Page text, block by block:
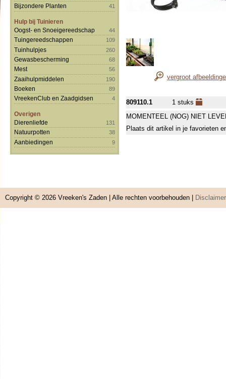
Bijzondere Planten 41
Hulp bij Tuinieren
Oogst- en Snoeigereedschap
44
Tuingereedschappen 109
Tuinhulpjes 260
Gewasbescherming 68
Mest 56
Zaaihulpmiddelen 190
Boeken 89
VreekenClub en Zaadgidsen 4
Overigen
Dierenliefde
131
Natuurpotten 38
Aanbiedingen 9
vergroot
809110.1
1 stuks
MOMENTEEL (NOG) NIET
Plaats dit artikel in je favorieten
Copyright © 2026 Vreeken's Zaden | Alle rechten voorbehouden | Disclaimer